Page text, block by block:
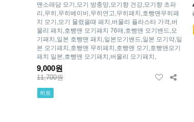
맨소래담 모기,모기 방충망,모기향 건강,모기향 초파
리,무히,무히베이비,무히연고,무히패치,호빵맨무히패
치 모기,모기 물렸을때 패치,버물리 플라스타 가격,버
물리 패치,호빵맨 모기패치 76매,호빵맨 모기밴드,모
기패치,일본 호빵맨 패치,일본모기밴드,일본 모기약,일
본 모기패치,호빵맨 무히패치,호빵맨 모기,호빵맨모기
패치 일본,호빵맨 모기패치,버물리 모기패치,
9,000원
11,700원
히트